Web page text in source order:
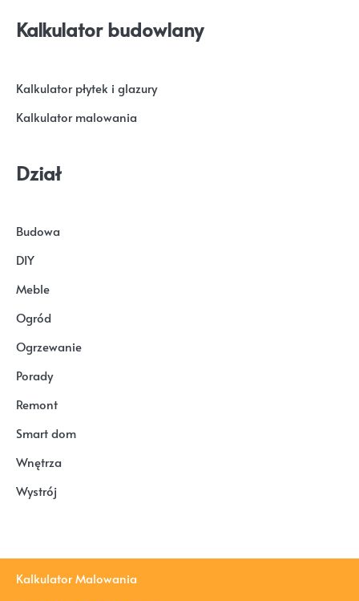
Kalkulator budowlany
Kalkulator płytek i glazury
Kalkulator malowania
Dział
Budowa
DIY
Meble
Ogród
Ogrzewanie
Porady
Remont
Smart dom
Wnętrza
Wystrój
Kalkulator Malowania